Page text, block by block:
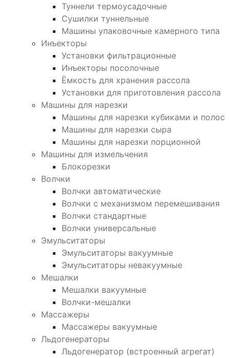
Туннели термоусадочные
Сушилки туннельные
Машины упаковочные камерного типа
Инъекторы
Установки фильтрационные
Инъекторы посолочные
Ёмкость для хранения рассола
Установки для приготовления рассола
Машины для нарезки
Машины для нарезки кубиками и полос
Машины для нарезки сыра
Машины для нарезки порционной
Машины для измельчения
Блокорезки
Волчки
Волчки автоматические
Волчки с механизмом перемешивания
Волчки стандартные
Волчки универсальные
Эмульситаторы
Эмульситаторы вакуумные
Эмульситаторы невакуумные
Мешалки
Мешалки вакуумные
Волчки-мешалки
Массажеры
Массажеры вакуумные
Льдогенераторы
Льдогенератор (встроенный агрегат)